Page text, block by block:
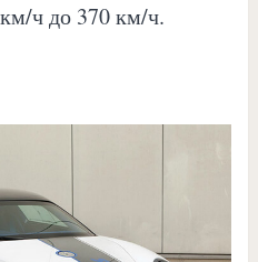
ч до 370 км/ч.